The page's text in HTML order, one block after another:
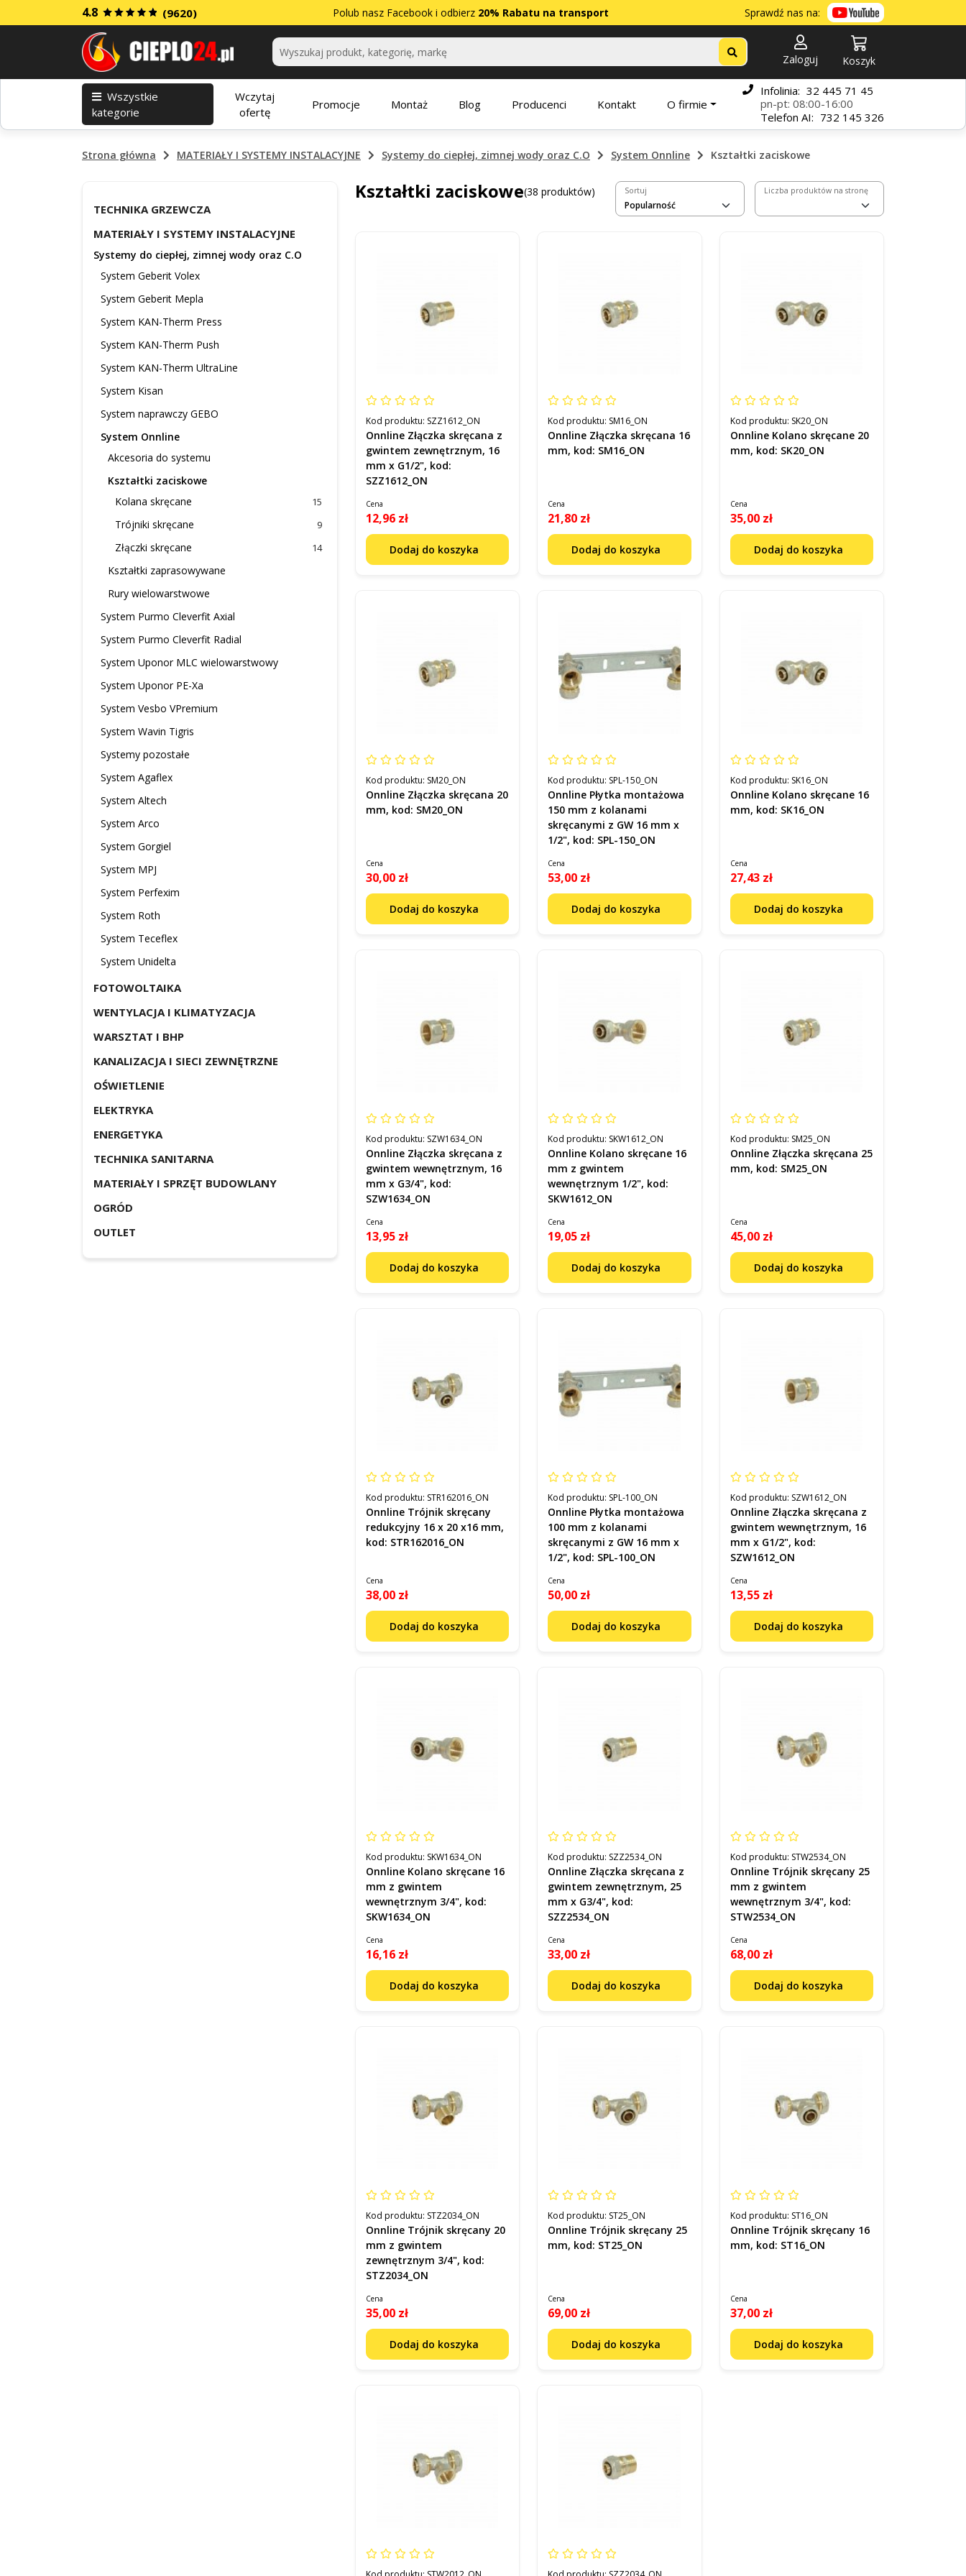
4.8 (9620) Polub nasz Facebook i odbierz 20% Rabatu na transport Sprawdź nas na:
Kategorie
Zaloguj Koszyk
Wszystkie
kategorie
Wczytaj
ofertę
Promocje Montaż Blog Producenci Kontakt O firmie
Infolinia: 32 445 71 45
pn-pt: 08:00-16:00
Telefon AI: 732 145 326
Strona główna MATERIAŁY I SYSTEMY INSTALACYJNE Systemy do ciepłej, zimnej wody oraz C.O System Onnline Kształtki zaciskowe
TECHNIKA GRZEWCZA
MATERIAŁY I SYSTEMY INSTALACYJNE
Systemy do ciepłej, zimnej wody oraz C.O
System Geberit Volex
System Geberit Mepla
System KAN-Therm Press
System KAN-Therm Push
System KAN-Therm UltraLine
System Kisan
System naprawczy GEBO
System Onnline
Akcesoria do systemu
Kształtki zaciskowe
Kolana skręcane
15
Trójniki skręcane 9
Złączki skręcane 14
Kształtki zaprasowywane
Rury wielowarstwowe
System Purmo Cleverfit Axial
System Purmo Cleverfit Radial
System Uponor MLC wielowarstwowy
System Uponor PE-Xa
System Vesbo VPremium
System Wavin Tigris
Systemy pozostałe
System Agaflex
System Altech
System Arco
System Gorgiel
System MPJ
System Perfexim
System Roth
System Teceflex
System Unidelta
FOTOWOLTAIKA
WENTYLACJA I KLIMATYZACJA
WARSZTAT I BHP
KANALIZACJA I SIECI ZEWNĘTRZNE
OŚWIETLENIE
ELEKTRYKA
ENERGETYKA
TECHNIKA SANITARNA
MATERIAŁY I SPRZĘT BUDOWLANY
OGRÓD
OUTLET
Kształtki zaciskowe(38 produktów) Sortuj Liczba produktów na stronę
Kod produktu: SZZ1612_ON
Onnline Złączka skręcana z
gwintem zewnętrznym, 16
mm x G1/2", kod:
SZZ1612_ON
Cena
12,96 zł
Dodaj do koszyka
Kod produktu: SM16_ON
Onnline Złączka skręcana 16
mm, kod: SM16_ON
Cena
21,80 zł
Dodaj do koszyka
Kod produktu: SK20_ON
Onnline Kolano skręcane 20
mm, kod: SK20_ON
Cena
35,00 zł
Dodaj do koszyka
Kod produktu: SM20_ON
Onnline Złączka skręcana 20
mm, kod: SM20_ON
Cena
30,00 zł
Dodaj do koszyka
Kod produktu: SPL-150_ON
Onnline Płytka montażowa
150 mm z kolanami
skręcanymi z GW 16 mm x
1/2", kod: SPL-150_ON
Cena
53,00 zł
Dodaj do koszyka
Kod produktu: SK16_ON
Onnline Kolano skręcane 16
mm, kod: SK16_ON
Cena
27,43 zł
Dodaj do koszyka
Kod produktu: SZW1634_ON
Onnline Złączka skręcana z
gwintem wewnętrznym, 16
mm x G3/4", kod:
SZW1634_ON
Cena
13,95 zł
Dodaj do koszyka
Kod produktu: SKW1612_ON
Onnline Kolano skręcane 16
mm z gwintem
wewnętrznym 1/2", kod:
SKW1612_ON
Cena
19,05 zł
Dodaj do koszyka
Kod produktu: SM25_ON
Onnline Złączka skręcana 25
mm, kod: SM25_ON
Cena
45,00 zł
Dodaj do koszyka
Kod produktu: STR162016_ON
Onnline Trójnik skręcany
redukcyjny 16 x 20 x16 mm,
kod: STR162016_ON
Cena
38,00 zł
Dodaj do koszyka
Kod produktu: SPL-100_ON
Onnline Płytka montażowa
100 mm z kolanami
skręcanymi z GW 16 mm x
1/2", kod: SPL-100_ON
Cena
50,00 zł
Dodaj do koszyka
Kod produktu: SZW1612_ON
Onnline Złączka skręcana z
gwintem wewnętrznym, 16
mm x G1/2", kod:
SZW1612_ON
Cena
13,55 zł
Dodaj do koszyka
Kod produktu: SKW1634_ON
Onnline Kolano skręcane 16
mm z gwintem
wewnętrznym 3/4", kod:
SKW1634_ON
Cena
16,16 zł
Dodaj do koszyka
Kod produktu: SZZ2534_ON
Onnline Złączka skręcana z
gwintem zewnętrznym, 25
mm x G3/4", kod:
SZZ2534_ON
Cena
33,00 zł
Dodaj do koszyka
Kod produktu: STW2534_ON
Onnline Trójnik skręcany 25
mm z gwintem
wewnętrznym 3/4", kod:
STW2534_ON
Cena
68,00 zł
Dodaj do koszyka
Kod produktu: STZ2034_ON
Onnline Trójnik skręcany 20
mm z gwintem
zewnętrznym 3/4", kod:
STZ2034_ON
Cena
35,00 zł
Dodaj do koszyka
Kod produktu: ST25_ON
Onnline Trójnik skręcany 25
mm, kod: ST25_ON
Cena
69,00 zł
Dodaj do koszyka
Kod produktu: ST16_ON
Onnline Trójnik skręcany 16
mm, kod: ST16_ON
Cena
37,00 zł
Dodaj do koszyka